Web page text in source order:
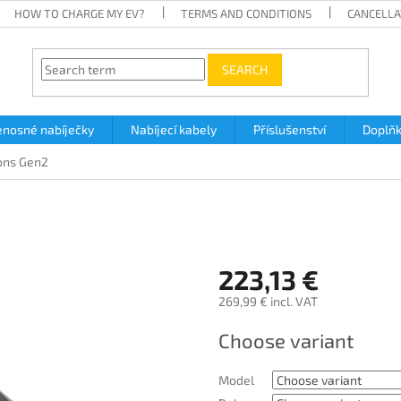
HOW TO CHARGE MY EV? TERMS AND CONDITIONS
SEARCH
nabíječky Nabíjecí kabely Příslušenství
Gen2
223,13 €
269,99 € incl. VAT
price:
Choose variant
Model